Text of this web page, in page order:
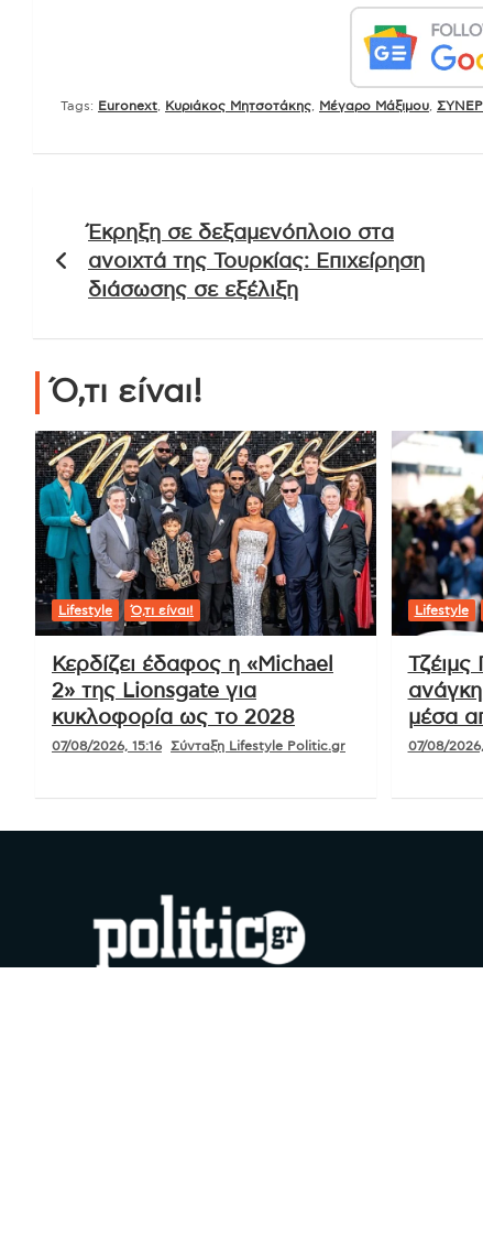
Tags: Euronext Kυριάκος Μητσοτάκης Μέγαρο Μάξιμου
άρθρων
Έκρηξη σε δεξαμενόπλοιο στα
ανοιχτά της Τουρκίας: Επιχείρηση
διάσωσης σε εξέλιξη
Ό,τι είναι!
Lifestyle Ό,τι είναι!
Κερδίζει έδαφος η «Michael
2» της Lionsgate για
κυκλοφορία ως το 2028
07/08/2026, 15:16 Σύνταξη Lifestyle Politic.gr
Lifestyle
Τζέιμς
ανάγκη
μέσα
07/08/